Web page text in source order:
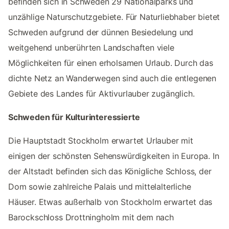
unzählige Naturschutzgebiete. Für Naturliebhaber bietet
Schweden aufgrund der dünnen Besiedelung und
weitgehend unberührten Landschaften viele
Möglichkeiten für einen erholsamen Urlaub. Durch das
dichte Netz an Wanderwegen sind auch die entlegenen
Gebiete des Landes für Aktivurlauber zugänglich.
Schweden für Kulturinteressierte
Die Hauptstadt Stockholm erwartet Urlauber mit
einigen der schönsten Sehenswürdigkeiten in Europa. In
der Altstadt befinden sich das Königliche Schloss, der
Dom sowie zahlreiche Palais und mittelalterliche
Häuser. Etwas außerhalb von Stockholm erwartet das
Barockschloss Drottningholm mit dem nach